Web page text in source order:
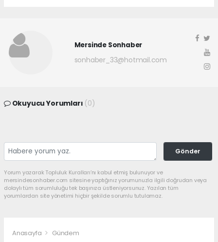
Mersinde Sonhaber
sonhaber_33@hotmail.com
Okuyucu Yorumları (0)
Gönder
Yorum yazarak Topluluk Kuralları’nı kabul etmiş bulunuyor ve
mersindesonhaber.com sitesine yaptığınız yorumunuzla ilgili doğrudan veya
dolaylı tüm sorumluluğu tek başınıza üstleniyorsunuz. Yazılan tüm
yorumlardan site yönetimi hiçbir şekilde sorumlu tutulamaz.
Anasayfa Gündem